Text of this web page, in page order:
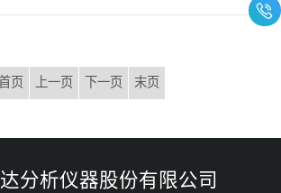
绝样品基质内不挥发杂质带来的检测干扰，保
检测工作的准确性与稳定性。其核心工作原
页
上一页 下一页 末页
达分析仪器股份有限公司